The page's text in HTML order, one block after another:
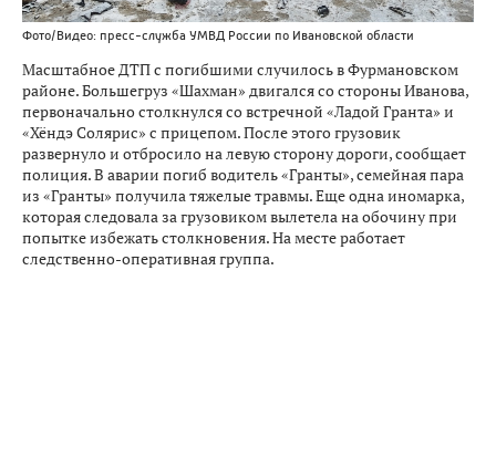
Фото/Видео: пресс-служба УМВД России по Ивановской области
Масштабное ДТП с погибшими случилось в Фурмановском
районе. Большегруз «Шахман» двигался со стороны Иванова,
первоначально столкнулся со встречной «Ладой Гранта» и
«Хёндэ Солярис» с прицепом. После этого грузовик
развернуло и отбросило на левую сторону дороги, сообщает
полиция. В аварии погиб водитель «Гранты», семейная пара
из «Гранты» получила тяжелые травмы. Еще одна иномарка,
которая следовала за грузовиком вылетела на обочину при
попытке избежать столкновения. На месте работает
следственно-оперативная группа.